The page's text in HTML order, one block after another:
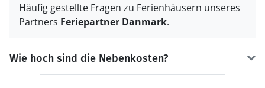
Häufig gestellte Fragen zu Ferienhäusern unseres
Partners Feriepartner Danmark.
Wie hoch sind die Nebenkosten?